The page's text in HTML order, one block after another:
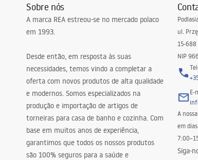
Sobre nós
A marca REA estreou-se no mercado polaco
em 1993.
Desde então, em resposta às suas
necessidades, temos vindo a completar a
oferta com novos produtos de alta qualidade
e modernos. Somos especializados na
produção e importação de artigos de
torneiras para casa de banho e cozinha. Com
base em muitos anos de experiência,
garantimos que todos os nossos produtos
são 100% seguros para a saúde e
ul.
15-688
NIP
E-
A
em
Siga-